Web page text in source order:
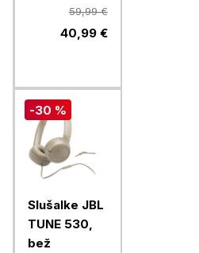
59,99 €
40,99 €
-30 %
Slušalke JBL
TUNE 530,
bež